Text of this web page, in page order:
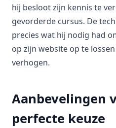
hij besloot zijn kennis te
gevorderde cursus. De
precies wat hij nodig had
op zijn website op te
verhogen.
Aanbevelingen
perfecte keuze